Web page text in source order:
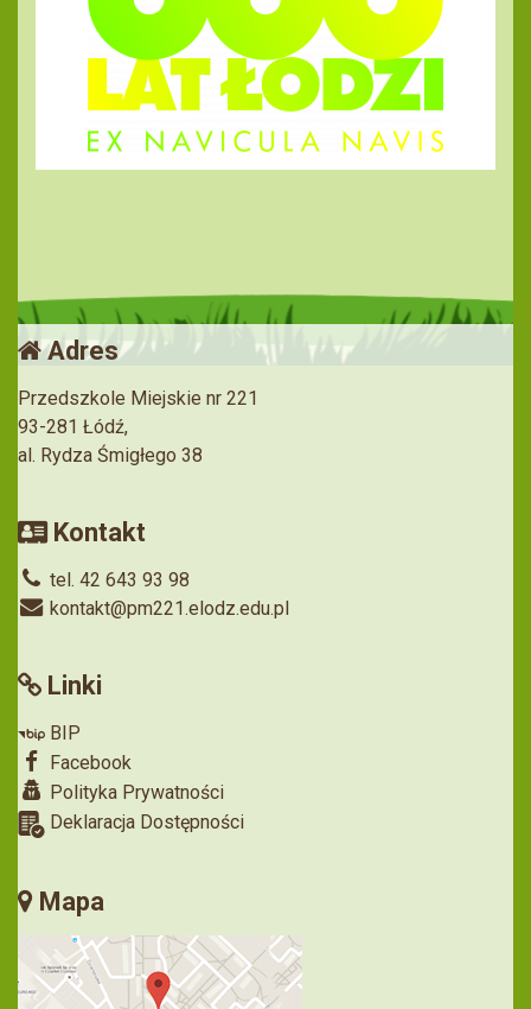
Adres
Przedszkole Miejskie nr 221
93-281 Łódź,
al. Rydza Śmigłego 38
Kontakt
tel. 42 643 93 98
kontakt@pm221.elodz.edu.pl
Linki
BIP
Facebook
Polityka Prywatności
Deklaracja Dostępności
Mapa